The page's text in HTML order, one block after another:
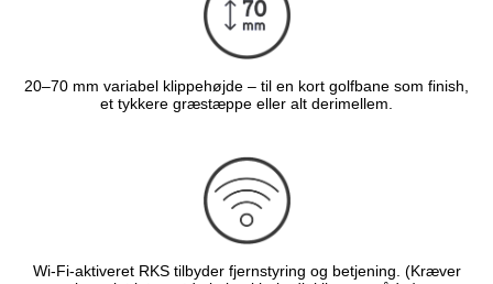
20–70 mm variabel klippehøjde – til en kort golfbane som finish,
et tykkere græstæppe eller alt derimellem.
Wi-Fi-aktiveret RKS tilbyder fjernstyring og betjening. (Kræver